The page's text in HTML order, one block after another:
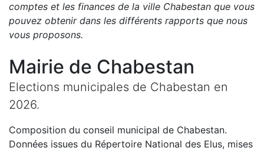
comptes et les finances de la ville Chabestan que vous
pouvez obtenir dans les différents rapports que nous
vous proposons.
Mairie de Chabestan
Elections municipales de Chabestan en
2026.
Composition du conseil municipal de Chabestan.
Données issues du Répertoire National des Elus, mises